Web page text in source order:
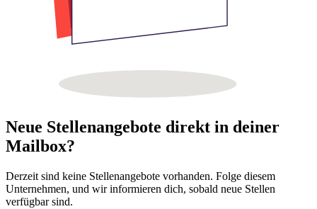
Neue Stellenangebote direkt in deiner
Mailbox?
Derzeit sind keine Stellenangebote vorhanden. Folge diesem
Unternehmen, und wir informieren dich, sobald neue Stellen
verfügbar sind.